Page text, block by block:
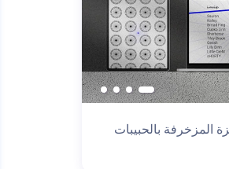
المزخرفة بالحبيبات